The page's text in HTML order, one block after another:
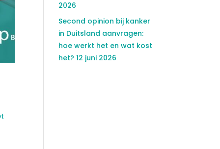
2026
Second opinion bij kanker
in Duitsland aanvragen:
hoe werkt het en wat kost
het? 12 juni 2026